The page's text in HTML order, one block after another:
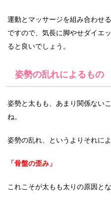
運動とマッサージを組み合わせ
ですので、気長に脚やせダイエ
ると良いでしょう。
姿勢の乱れによるもの
姿勢と太もも、あまり関係ない
ね。
姿勢の乱れ、というよりそれに
「骨盤の歪み」
これこそが太もも太りの原因とな